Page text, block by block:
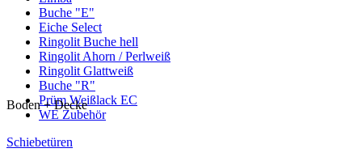
Buche "E"
Eiche Select
Ringolit Buche hell
Ringolit Ahorn / Perlweiß
Ringolit Glattweiß
Buche "R"
Prüm Weißlack EC
WE Zubehör
Schiebetüren
Boden + Decke